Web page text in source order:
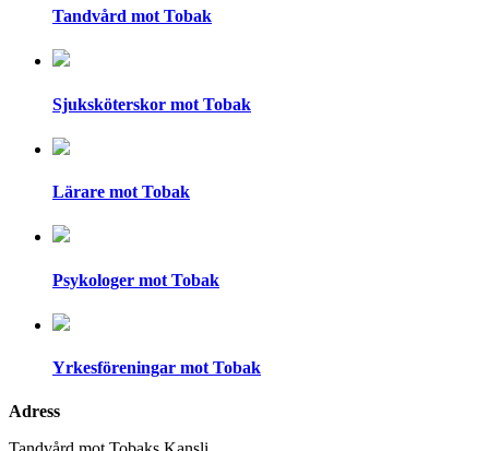
Tandvård mot Tobak
Sjuksköterskor mot Tobak
Lärare mot Tobak
Psykologer mot Tobak
Yrkesföreningar mot Tobak
Adress